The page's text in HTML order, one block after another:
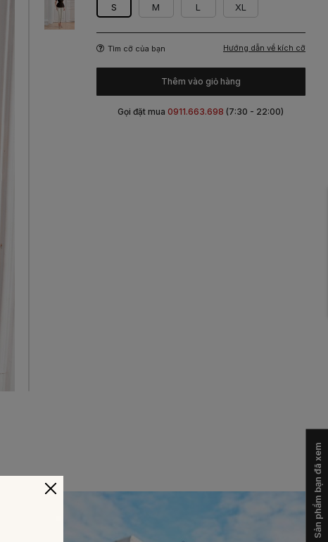
S M L XL
Tìm cỡ của bạn Hướng dẫn về kích cỡ
Thêm vào giỏ hàng
Gọi đặt mua0911.663.698 (7:30 - 22:00)
Sản phẩm bạn đã xem